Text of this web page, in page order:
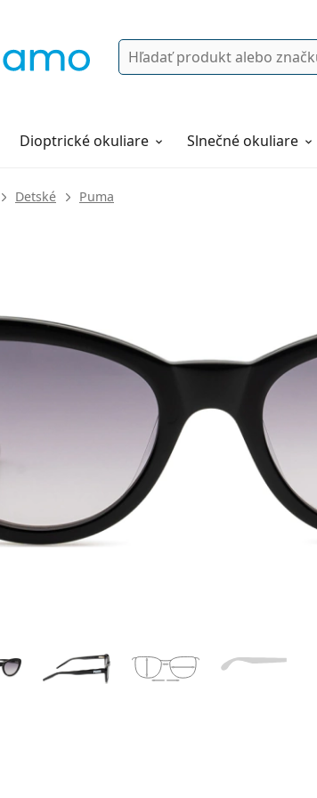
Vyhľadávanie
Dioptrické okuliare Slnečné okuliare
Detské Puma
48 mm
Šírka očnice
17
Šírka
mostíka